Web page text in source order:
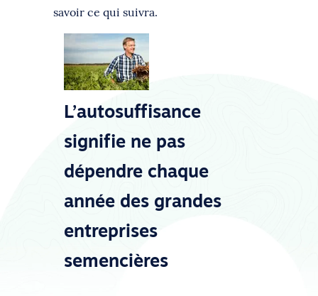
savoir ce qui suivra.
L’autosuffisance
signifie ne pas
dépendre chaque
année des grandes
entreprises
semencières